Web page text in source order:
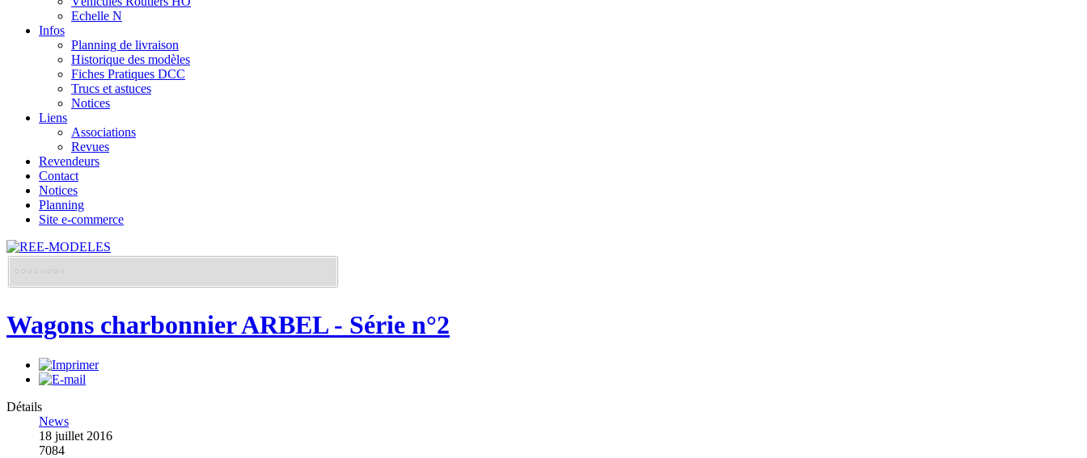
Echelle N
Infos
Planning de livraison
Historique des modèles
Fiches Pratiques DCC
Trucs et astuces
Notices
Liens
Associations
Revues
Revendeurs
Contact
Notices
Planning
Site e-commerce
Wagons charbonnier ARBEL - Série n°2
Détails
News
18 juillet 2016
7084